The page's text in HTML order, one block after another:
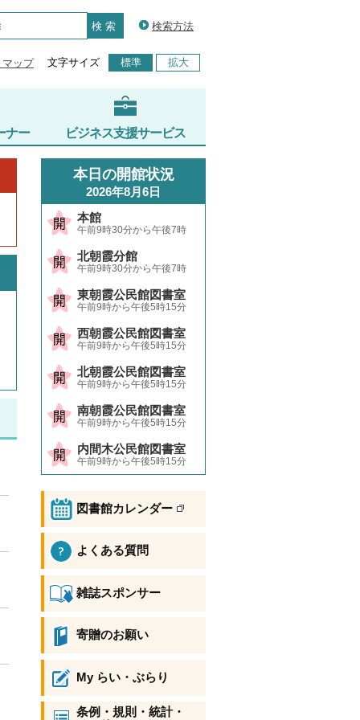
検索方法
マップ 文字サイズ 標準 拡大
ナー ビジネス支援サービス
本日の開館状況
2026年8月6日
本館
午前9時30分から午後7時
北朝霞分館
午前9時30分から午後7時
東朝霞公民館図書室
午前9時から午後5時15分
西朝霞公民館図書室
午前9時から午後5時15分
北朝霞公民館図書室
午前9時から午後5時15分
南朝霞公民館図書室
午前9時から午後5時15分
内間木公民館図書室
午前9時から午後5時15分
図書館カレンダー
よくある質問
雑誌スポンサー
寄贈のお願い
My らい・ぶらり
条例・規則・統計・